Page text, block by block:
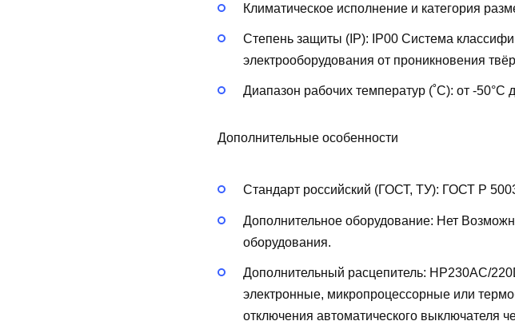
Климатическое исполнение и категория
Степень защиты (IP): IP00 Система
электрооборудования от проникновения
Диапазон рабочих температур (˚С): от -50°С
Дополнительные особенности
Стандарт российский (ГОСТ, ТУ): ГОСТ Р
Дополнительное оборудование: Нет
оборудования.
Дополнительный расцепитель: НР230AC/
электронные, микропроцессорные или
отключения автоматического выключателя